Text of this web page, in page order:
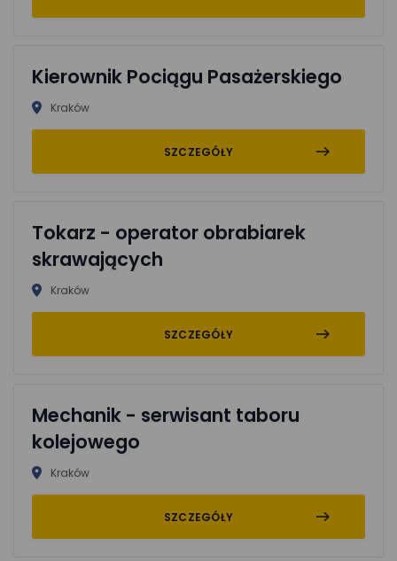
Kierownik Pociągu Pasażerskiego
Kraków
SZCZEGÓŁY
Tokarz - operator obrabiarek
skrawających
Kraków
SZCZEGÓŁY
Mechanik - serwisant taboru
kolejowego
Kraków
SZCZEGÓŁY